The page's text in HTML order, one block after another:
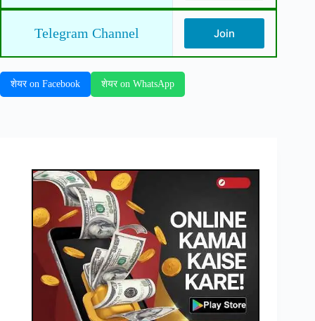
Telegram Channel Join
शेयर on Facebook शेयर on WhatsApp